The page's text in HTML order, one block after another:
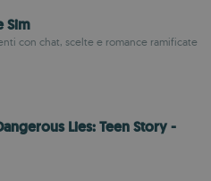
Sim
con chat, scelte e romance ramificate
Lies: Teen Story -